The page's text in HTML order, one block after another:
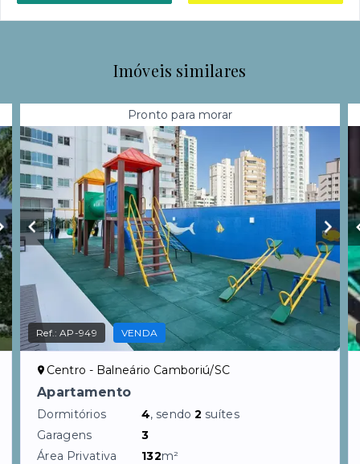
Imóveis similares
Pronto para morar
Ref.:AP-949 VENDA
Centro - Balneário Camboriú/SC
Apartamento
Dormitórios 4, sendo2 suítes
Garagens
3
Área Privativa
132m²